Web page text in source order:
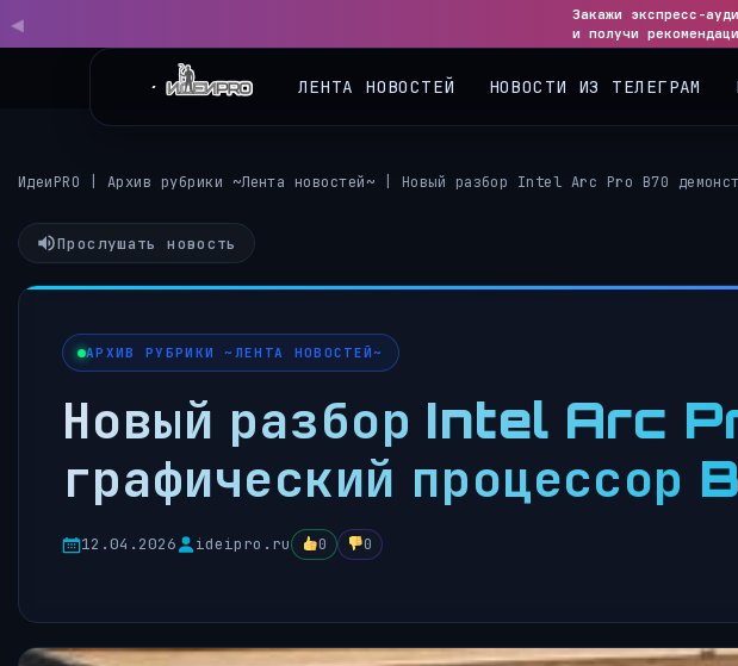
Закажи экспресс-
и получи
ИдеиPRO Архив рубрики ~Лента новостей~ Новый разбор Intel Arc Pro B70
Прослушать новость
АРХИВ РУБРИКИ ~ЛЕНТА НОВОСТЕЙ~
Новый разбор Intel Arc
графический процессор
12.04.2026 ideipro.ru 0 0